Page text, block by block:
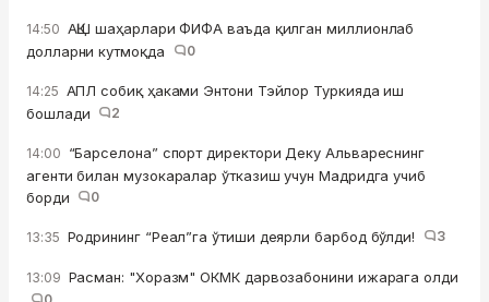
14:50 АҚШ шаҳарлари ФИФА ваъда қилган миллионлаб
долларни кутмоқда
0
14:25 АПЛ собиқ ҳаками Энтони Тэйлор Туркияда иш
бошлади
2
14:00 “Барселона” спорт директори Деку Альвареснинг
агенти билан музокаралар ўтказиш учун Мадридга учиб
борди
0
13:35 Родрининг “Реал”га ўтиши деярли барбод бўлди! 3
13:09 Расман: "Хоразм" ОКМК дарвозабонини ижарага олди
0